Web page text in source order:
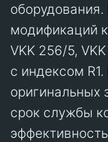
модификаций
VKK 256/5,
с индексом
оригинальных
срок службы